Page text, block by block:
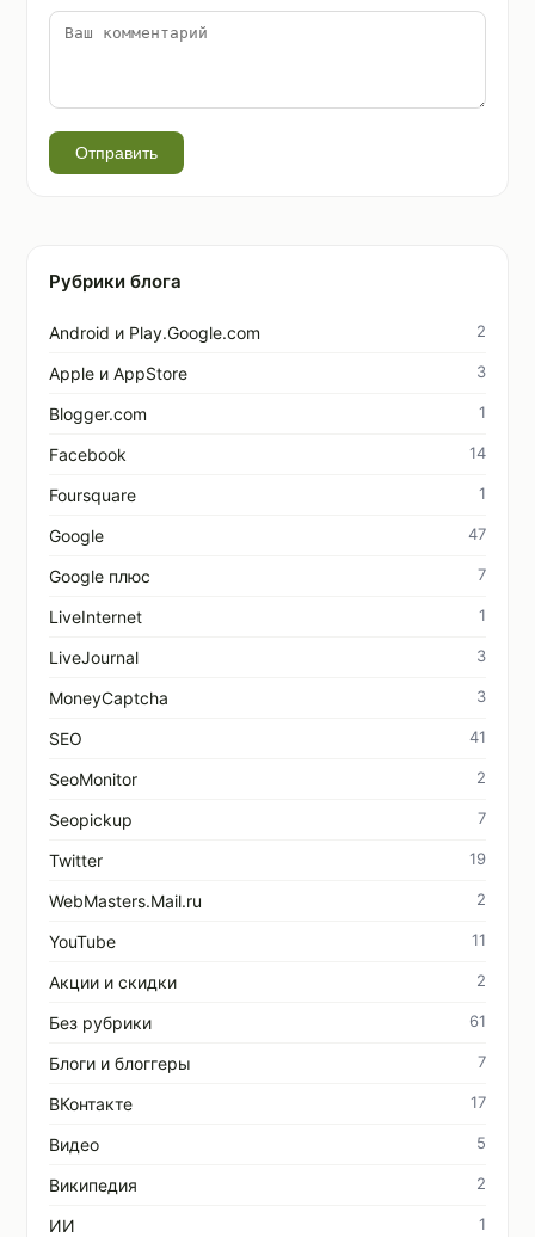
Отправить
Рубрики блога
Android и Play.Google.com 2
Apple и AppStore 3
Blogger.com 1
Facebook 14
Foursquare 1
Google 47
Google плюс 7
LiveInternet 1
LiveJournal 3
MoneyCaptcha 3
SEO 41
SeoMonitor 2
Seopickup 7
Twitter 19
WebMasters.Mail.ru 2
YouTube 11
Акции и скидки 2
Без рубрики 61
Блоги и блоггеры 7
ВКонтакте 17
Видео 5
Википедия 2
ИИ 1